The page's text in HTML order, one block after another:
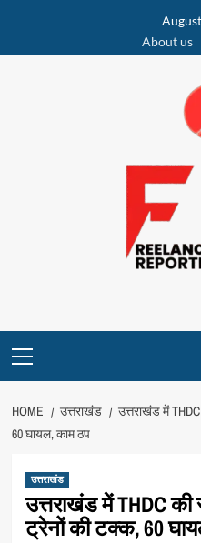
content
About us
Menu
HOME उत्तराखंड
उत्तराखंड में
60 घायल, काम ठप
उत्तराखंड
उत्तराखंड में THDC की
ट्रेनों की टक्क, 60